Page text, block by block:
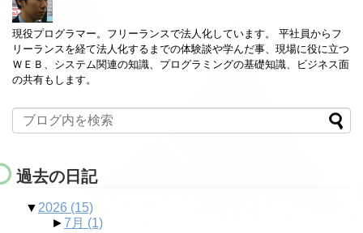
現役プログラマー。フリーランスで法人化しています。 平社員からフ
リーランスを経て法人化するまでの体験談や学んだ事、現場に役に立つ
ＷＥＢ、システム関連の知識、プログラミングの基礎知識、ビジネス面
の共有もします。
過去の日記
▼ 2026 (15)
►7月 (1)